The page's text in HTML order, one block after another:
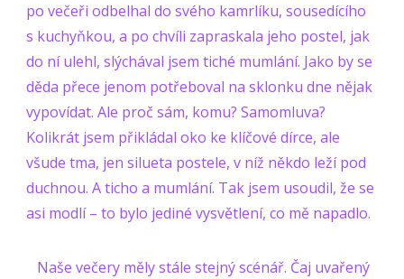
po večeři odbelhal do svého kamrlíku, sousedícího
s kuchyňkou, a po chvíli zapraskala jeho postel, jak
do ní ulehl, slýchával jsem tiché mumlání. Jako by se
děda přece jenom potřeboval na sklonku dne nějak
vypovídat. Ale proč sám, komu? Samomluva?
Kolikrát jsem přikládal oko ke klíčové dírce, ale
všude tma, jen silueta postele, v níž někdo leží pod
duchnou. A ticho a mumlání. Tak jsem usoudil, že se
asi modlí – to bylo jediné vysvětlení, co mě napadlo.
Naše večery měly stále stejný scénář. Čaj uvařený